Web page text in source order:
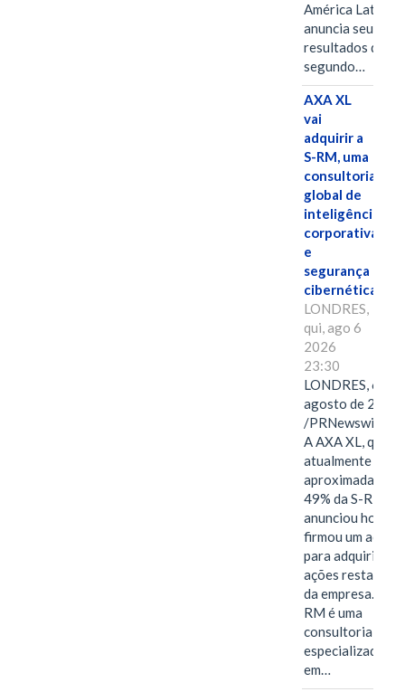
América Latina
anuncia seus
resultados do
segundo…
AXA XL
vai
adquirir a
S-RM, uma
consultoria
global de
inteligência
corporativa
e
segurança
cibernética
LONDRES,
qui, ago 6
2026
23:30
LONDRES, 6 de
agosto de 2026
/PRNewswire/ --
A AXA XL, que
atualmente
49% da S-RM,
anunciou hoje
firmou um
para adquirir as
ações restantes
da empresa. A S-
RM é uma
consultoria
especializada
em…